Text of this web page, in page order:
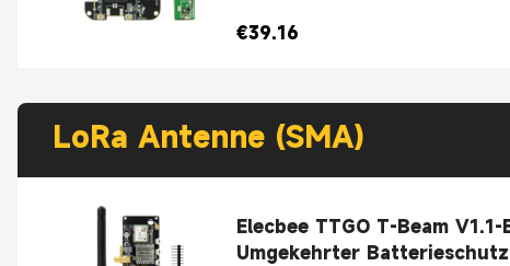
€39.16
LoRa Antenne (SMA)
Elecbee TTGO T-Beam
Umgekehrter